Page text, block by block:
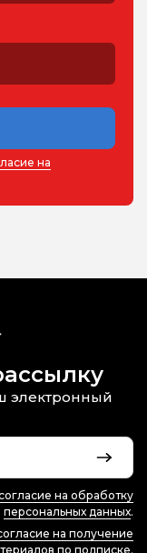
на
электронный
на обработку
персональных данных.
на получение
по подписке.